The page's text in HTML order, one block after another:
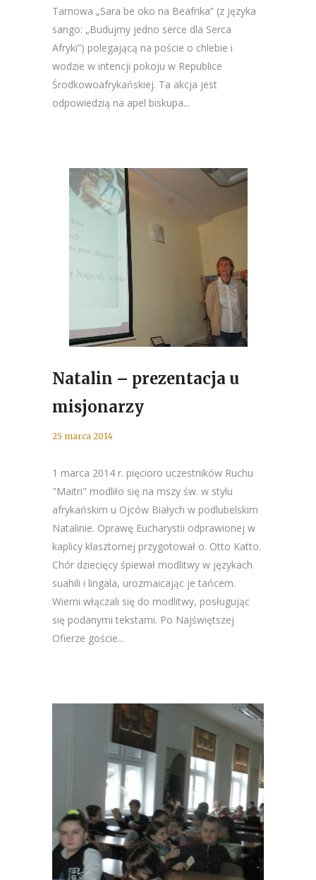
Tarnowa „Sara be oko na Beafrika” (z języka
sango: „Budujmy jedno serce dla Serca
Afryki”) polegającą na poście o chlebie i
wodzie w intencji pokoju w Republice
Środkowoafrykańskiej. Ta akcja jest
odpowiedzią na apel biskupa...
Natalin – prezentacja u
misjonarzy
25 marca 2014
1 marca 2014 r. pięcioro uczestników Ruchu
"Maitri" modliło się na mszy św. w stylu
afrykańskim u Ojców Białych w podlubelskim
Natalinie. Oprawę Eucharystii odprawionej w
kaplicy klasztornej przygotował o. Otto Katto.
Chór dziecięcy śpiewał modlitwy w językach
suahili i lingala, urozmaicając je tańcem.
Wierni włączali się do modlitwy, posługując
się podanymi tekstami. Po Najświętszej
Ofierze goście...